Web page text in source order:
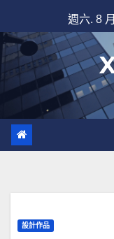
to
content
週六. 8
設計作品